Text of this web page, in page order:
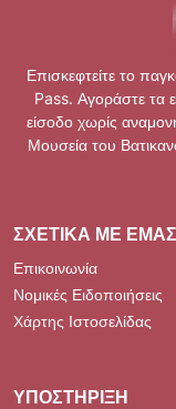
Επισκεφτείτε το
Pass. Αγοράστε τα
είσοδο χωρίς
Μουσεία του
ΣΧΕΤΙΚΆ ΜΕ ΕΜΆΣ
Επικοινωνία
Νομικές Ειδοποιήσεις
Χάρτης Ιστοσελίδας
ΥΠΟΣΤΉΡΙΞΗ